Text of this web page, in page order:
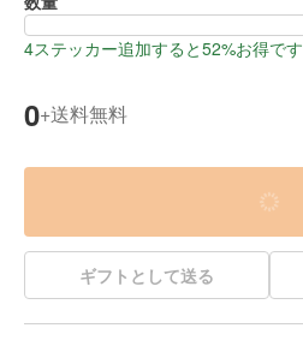
4ステッカー追加すると52%お得です
0+送料無料
ギフトとして送る